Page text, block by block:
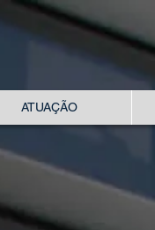
ATUAÇÃO